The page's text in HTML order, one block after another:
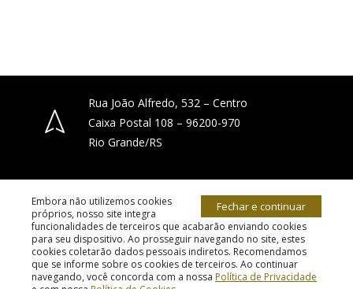
Rua João Alfredo, 532 – Centro
Caixa Postal 108 – 96200-970
Rio Grande/RS
diocese.riogrande@gmail.com
© 2026 todos os direitos reservados.
Fechar e continuar
Embora não utilizemos cookies
próprios, nosso site integra
funcionalidades de terceiros que acabarão enviando cookies
para seu dispositivo. Ao prosseguir navegando no site, estes
cookies coletarão dados pessoais indiretos. Recomendamos
que se informe sobre os cookies de terceiros. Ao continuar
navegando, você concorda com a nossa Política de Privacidade